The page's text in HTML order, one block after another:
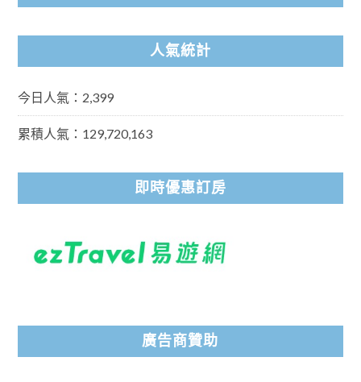
人氣統計
今日人氣：2,399
累積人氣：129,720,163
即時優惠訂房
廣告商贊助